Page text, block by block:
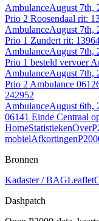
AmbulanceAugust 7th,
Prio 2 Roosendaal rit:
AmbulanceAugust 7th,
Prio 1 Zundert rit:
AmbulanceAugust 7th,
Prio 1 besteld vervoer
AmbulanceAugust 7th,
Prio 2 Ambulance
242952
AmbulanceAugust 6th,
06141 Einde Centraal
HomeStatistiekenOver
mobielAfkortingen
Bronnen
Kadaster / BAGLeaflet
Dashpatch